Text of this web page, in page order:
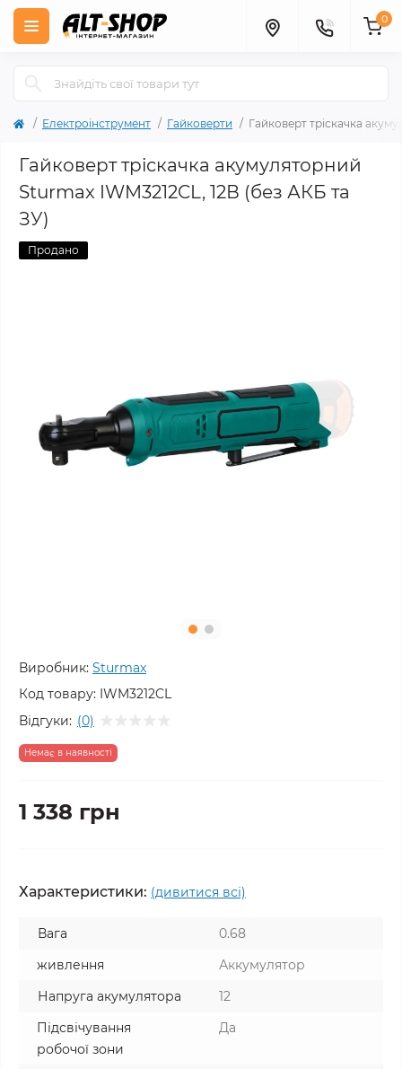
0
Електроінструмент Гайковерти Гайковерт тріскачка
Гайковерт тріскачка акумуляторний
Sturmax IWM3212CL, 12В (без АКБ та
ЗУ)
Продано
Виробник: Sturmax
Код товару: IWM3212CL
Відгуки: (0)
Немає в наявності
1 338 грн
Характеристики: (дивитися всі)
Вага
0.68
живлення
Аккумулятор
Напруга акумулятора
12
Підсвічування
робочої зони
Да